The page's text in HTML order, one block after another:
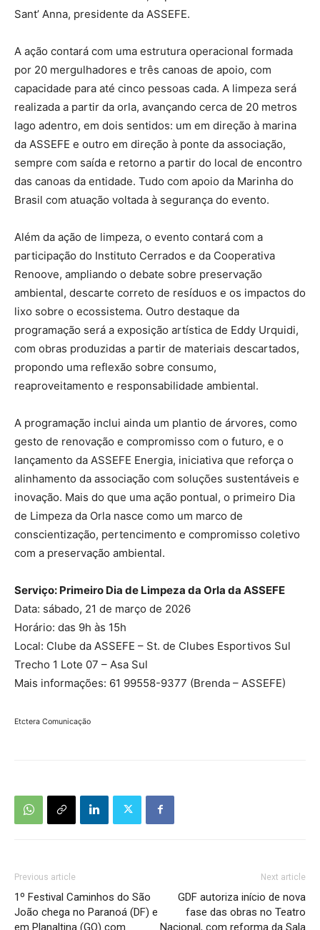
Sant’ Anna, presidente da ASSEFE.
A ação contará com uma estrutura operacional formada
por 20 mergulhadores e três canoas de apoio, com
capacidade para até cinco pessoas cada. A limpeza será
realizada a partir da orla, avançando cerca de 20 metros
lago adentro, em dois sentidos: um em direção à marina
da ASSEFE e outro em direção à ponte da associação,
sempre com saída e retorno a partir do local de encontro
das canoas da entidade. Tudo com apoio da Marinha do
Brasil com atuação voltada à segurança do evento.
Além da ação de limpeza, o evento contará com a
participação do Instituto Cerrados e da Cooperativa
Renoove, ampliando o debate sobre preservação
ambiental, descarte correto de resíduos e os impactos do
lixo sobre o ecossistema. Outro destaque da
programação será a exposição artística de Eddy Urquidi,
com obras produzidas a partir de materiais descartados,
propondo uma reflexão sobre consumo,
reaproveitamento e responsabilidade ambiental.
A programação inclui ainda um plantio de árvores, como
gesto de renovação e compromisso com o futuro, e o
lançamento da ASSEFE Energia, iniciativa que reforça o
alinhamento da associação com soluções sustentáveis e
inovação. Mais do que uma ação pontual, o primeiro Dia
de Limpeza da Orla nasce como um marco de
conscientização, pertencimento e compromisso coletivo
com a preservação ambiental.
Serviço: Primeiro Dia de Limpeza da Orla da ASSEFE
Data: sábado, 21 de março de 2026
Horário: das 9h às 15h
Local: Clube da ASSEFE – St. de Clubes Esportivos Sul
Trecho 1 Lote 07 – Asa Sul
Mais informações: 61 99558-9377 (Brenda – ASSEFE)
Etctera Comunicação
Previous article
1º Festival Caminhos do São
João chega no Paranoá (DF) e
em Planaltina (GO) com
Next article
GDF autoriza início de nova
fase das obras no Teatro
Nacional, com reforma da Sala